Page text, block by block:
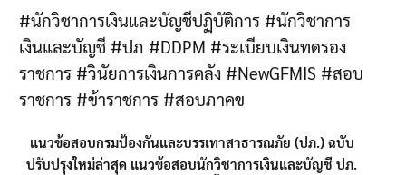
#นักวิชาการเงินและบัญชีปฏิบัติการ #นักวิชาการ
เงินและบัญชี #ปภ #DDPM #ระเบียบเงินทดรอง
ราชการ #วินัยการเงินการคลัง #NewGFMIS #สอบ
ราชการ #ข้าราชการ #สอบภาคข
แนวข้อสอบกรมป้องกันและบรรเทาสาธารณภัย (ปภ.) ฉบับ
ปรับปรุงใหม่ล่าสุด แนวข้อสอบนักวิชาการเงินและบัญชี ปภ.